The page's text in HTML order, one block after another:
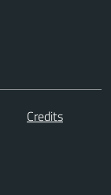
Credits